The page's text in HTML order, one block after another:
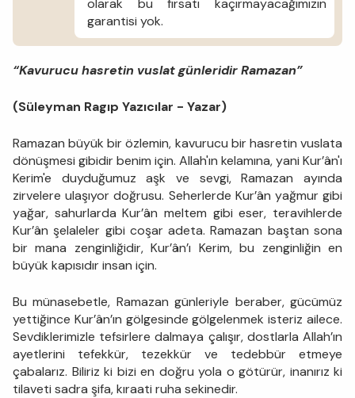
olarak bu fırsatı kaçırmayacağımızın
garantisi yok.
“Kavurucu hasretin vuslat günleridir Ramazan”
(Süleyman Ragıp Yazıcılar - Yazar)
Ramazan büyük bir özlemin, kavurucu bir hasretin vuslata
dönüşmesi gibidir benim için. Allah'ın kelamına, yani Kur’ân'ı
Kerim'e duyduğumuz aşk ve sevgi, Ramazan ayında
zirvelere ulaşıyor doğrusu. Seherlerde Kur’ân yağmur gibi
yağar, sahurlarda Kur’ân meltem gibi eser, teravihlerde
Kur’ân şelaleler gibi coşar adeta. Ramazan baştan sona
bir mana zenginliğidir, Kur’ân’ı Kerim, bu zenginliğin en
büyük kapısıdır insan için.
Bu münasebetle, Ramazan günleriyle beraber, gücümüz
yettiğince Kur’ân’ın gölgesinde gölgelenmek isteriz ailece.
Sevdiklerimizle tefsirlere dalmaya çalışır, dostlarla Allah’ın
ayetlerini tefekkür, tezekkür ve tedebbür etmeye
çabalarız. Biliriz ki bizi en doğru yola o götürür, inanırız ki
tilaveti sadra şifa, kıraati ruha sekinedir.